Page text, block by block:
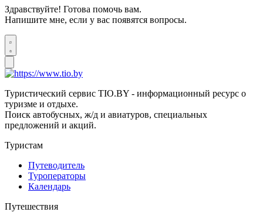
Здравствуйте! Готова помочь вам.
Напишите мне, если у вас появятся вопросы.
Туристический сервис TIO.BY - информационный ресурс о
туризме и отдыхе.
Поиск автобусных, ж/д и авиатуров, специальных
предложений и акций.
Туристам
Путеводитель
Туроператоры
Календарь
Путешествия